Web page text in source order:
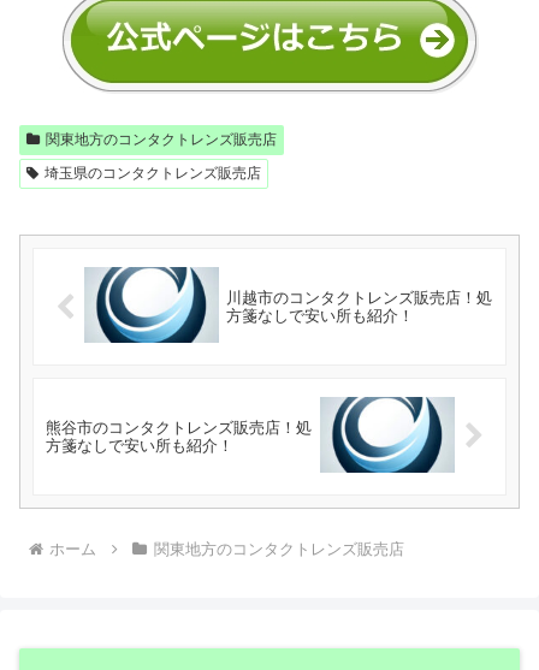
関東地方のコンタクトレンズ販売店
埼玉県のコンタクトレンズ販売店
川越市のコンタクトレンズ販売店！処
方箋なしで安い所も紹介！
熊谷市のコンタクトレンズ販売店！処
方箋なしで安い所も紹介！
ホーム 関東地方のコンタクトレンズ販売店